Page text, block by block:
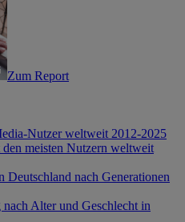
Zum Report
Nutzer weltweit 2012-2025
meisten Nutzern weltweit
Deutschland nach Generationen
Alter und Geschlecht in